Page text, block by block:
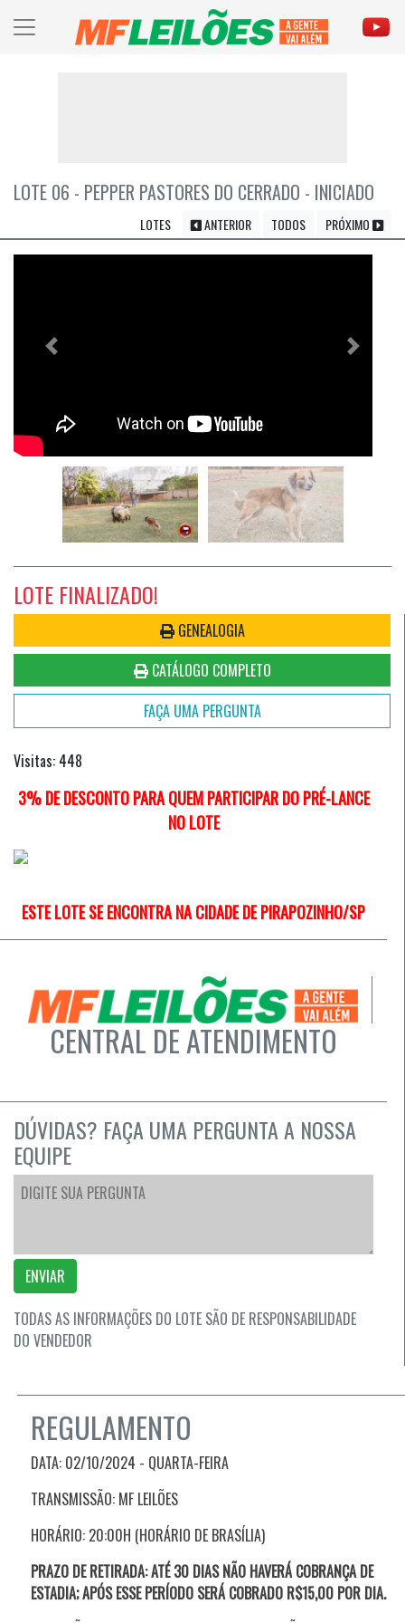
LOTE 06 - PEPPER PASTORES DO CERRADO - INICIADO
LOTES ANTERIOR TODOS PRÓXIMO
Previous Próximo
LOTE FINALIZADO!
GENEALOGIA
CATÁLOGO COMPLETO
FAÇA UMA PERGUNTA
Visitas: 448
3% DE DESCONTO PARA QUEM PARTICIPAR DO PRÉ-LANCE
NO LOTE
ESTE LOTE SE ENCONTRA NA CIDADE DE PIRAPOZINHO/SP
CENTRAL DE ATENDIMENTO
DÚVIDAS? FAÇA UMA PERGUNTA A NOSSA
EQUIPE
ENVIAR
TODAS AS INFORMAÇÕES DO LOTE SÃO DE RESPONSABILIDADE
DO VENDEDOR
REGULAMENTO
DATA: 02/10/2024 - QUARTA-FEIRA
TRANSMISSÃO: MF LEILÕES
HORÁRIO: 20:00H (HORÁRIO DE BRASÍLIA)
PRAZO DE RETIRADA:ATÉ 30 DIAS NÃO HAVERÁ COBRANÇA DE
ESTADIA;APÓS ESSE PERÍODO SERÁ COBRADO R$15,00 POR DIA.